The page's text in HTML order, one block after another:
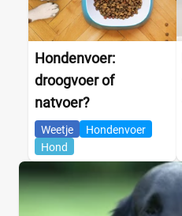
Bulldog
Cavlier King Charles
Chihuahua
Cocker
+21 meer
Voedingsbehoefte
Hondenvoer:
droogvoer of
natvoer?
Weetje
Hondenvoer
Hond